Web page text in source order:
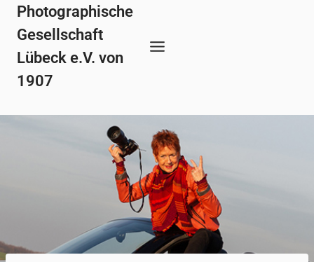
Zum
Inhalt
springen
Photographische
Gesellschaft
Lübeck e.V. von
1907